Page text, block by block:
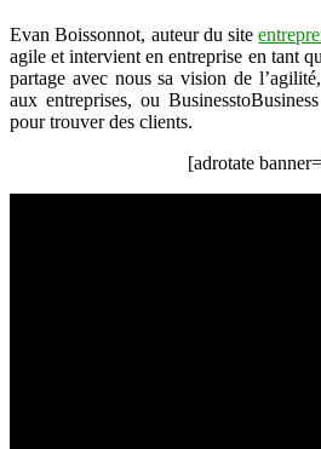
Evan Boissonnot, auteur du site
agile et intervient en entreprise en tant
partage avec nous sa vision de
aux entreprises, ou
pour trouver des clients.
[adrotate